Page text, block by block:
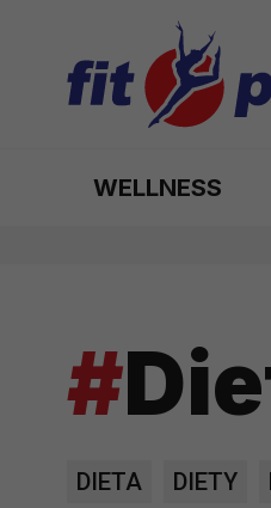
WELLNESS
#
DIETA DIETY